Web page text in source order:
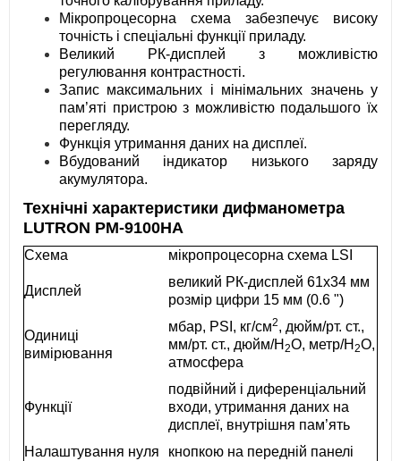
Мікропроцесорна схема забезпечує високу
точність і спеціальні функції приладу.
Великий РК-дисплей з можливістю
регулювання контрастності.
Запис максимальних і мінімальних значень у
пам’яті пристрою з можливістю подальшого їх
перегляду.
Функція утримання даних на дисплеї.
Вбудований індикатор низького заряду
акумулятора.
Технічні характеристики дифманометра
LUTRON PM-9100HA
Схема мікропроцесорна схема LSI
Дисплей
великий РК-дисплей 61х34 мм
розмір цифри 15 мм (0.6 ")
Одиниці
вимірювання
мбар, PSI, кг/см2, дюйм/рт. ст.,
мм/рт. ст., дюйм/H 2О, метр/H 2O,
атмосфера
Функції
подвійний і диференціальний
входи, утримання даних на
дисплеї, внутрішня пам’ять
Налаштування нуля
кнопкою на передній панелі